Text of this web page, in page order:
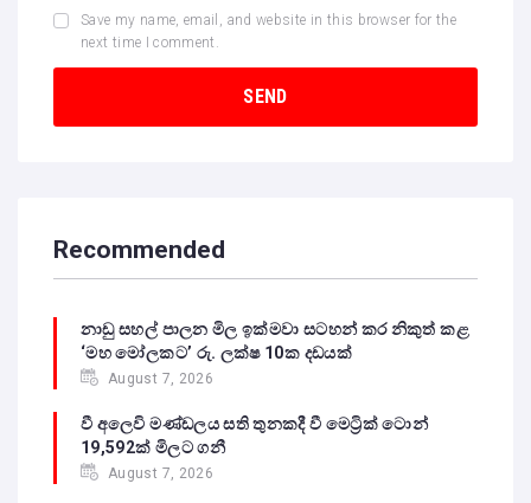
Save my name, email, and website in this browser for the
next time I comment.
Recommended
නාඩු සහල් පාලන මිල ඉක්මවා සටහන් කර නිකුත් කළ
‘මහ මෝලකට’ රු. ලක්ෂ 10ක දඩයක්
August 7, 2026
වී අලෙවි මණ්ඩලය සති තුනකදී වී මෙට්‍රික් ටොන්
19,592ක් මිලට ගනී
August 7, 2026